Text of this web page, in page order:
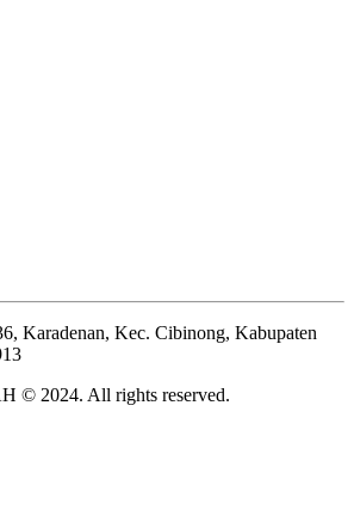
Karadenan, Kec. Cibinong, Kabupaten
© 2024. All rights reserved.